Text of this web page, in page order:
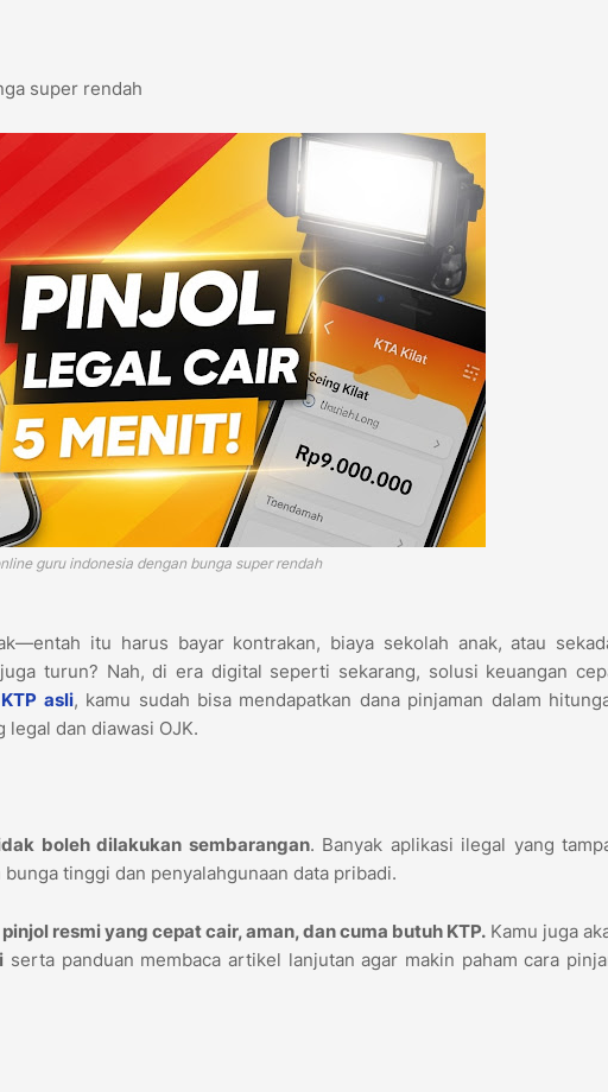
super rendah
guru indonesia dengan bunga super rendah
itu harus bayar kontrakan, biaya sekolah anak, atau
turun? Nah, di era digital seperti sekarang, solusi keuangan
KTP asli, kamu sudah bisa mendapatkan dana pinjaman dalam
legal dan diawasi OJK.
boleh dilakukan sembarangan. Banyak aplikasi ilegal yang
tinggi dan penyalahgunaan data pribadi.
resmi yang cepat cair, aman, dan cuma butuh KTP. Kamu juga
serta panduan membaca artikel lanjutan agar makin paham cara